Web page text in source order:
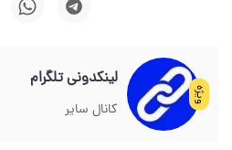
ویژه
لینکدونی تلگرام
کانال سایر